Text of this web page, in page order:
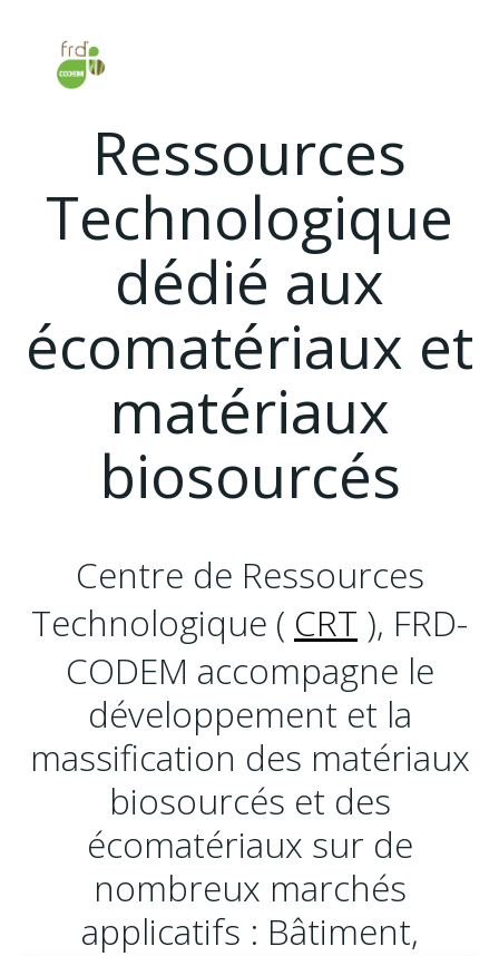
Le Centre de
Ressources
Technologique
dédié aux
écomatériaux et
matériaux
biosourcés
Centre de Ressources
Technologique ( CRT ), FRD-
CODEM accompagne le
développement et la
massification des matériaux
biosourcés et des
écomatériaux sur de
nombreux marchés
applicatifs : Bâtiment,